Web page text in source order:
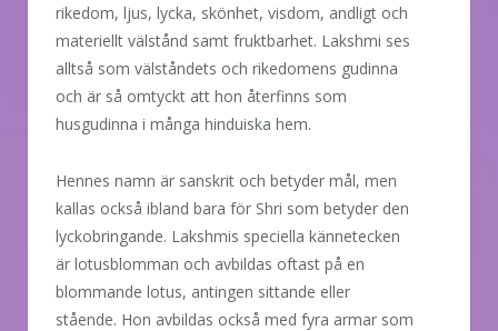
rikedom, ljus, lycka, skönhet, visdom, andligt och
materiellt välstånd samt fruktbarhet. Lakshmi ses
alltså som välståndets och rikedomens gudinna
och är så omtyckt att hon återfinns som
husgudinna i många hinduiska hem.
Hennes namn är sanskrit och betyder mål, men
kallas också ibland bara för Shri som betyder den
lyckobringande. Lakshmis speciella kännetecken
är lotusblomman och avbildas oftast på en
blommande lotus, antingen sittande eller
stående. Hon avbildas också med fyra armar som